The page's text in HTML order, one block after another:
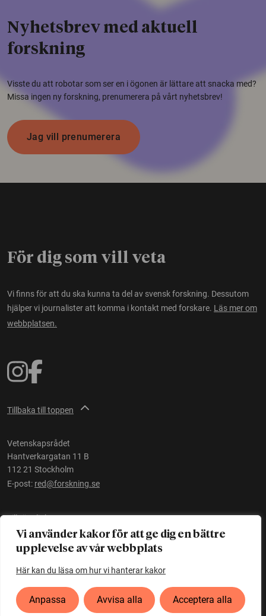
Vi använder kakor för att ge dig en bättre
upplevelse av vår webbplats
Här kan du läsa om hur vi hanterar kakor
Anpassa Avvisa alla Acceptera alla
Nyhetsbrev med aktuell
forskning
Visste du att robotar som ser en i ögonen är lättare att snacka med?
Missa ingen ny forskning, prenumerera på vårt nyhetsbrev!
Jag vill prenumerera
För dig som vill veta
Vi finns för att du ska kunna ta del av svensk forskning. Dessutom
hjälper vi journalister att komma i kontakt med forskare. Läs mer om
webbplatsen.
Tillbaka till toppen
Vetenskapsrådet
Hantverkargatan 11 B
112 21 Stockholm
E-post: red@forskning.se
Tillgänglighet
Ett initiativ avVetenskapsrådet